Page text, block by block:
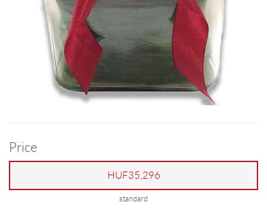
Price
HUF35,296
standard